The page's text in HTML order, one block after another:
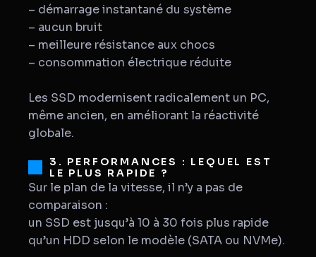
– démarrage instantané du système
– aucun bruit
– meilleure résistance aux chocs
– consommation électrique réduite
Les SSD modernisent radicalement un PC,
même ancien, en améliorant la réactivité
globale.
3. PERFORMANCES : LEQUEL EST
LE PLUS RAPIDE ?
Sur le plan de la vitesse, il n’y a pas de
comparaison :
un SSD est jusqu’à 10 à 30 fois plus rapide
qu’un HDD selon le modèle (SATA ou NVMe).